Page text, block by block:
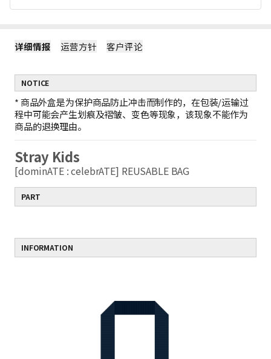
详细情报 运营方针 客户评论
NOTICE
* 商品外盒是为保护商品防止冲击而制作的，在包装/运输过
程中可能会产生划痕及褶皱、变色等现象，该现象不能作为
商品的退换理由。
Stray Kids
[dominATE : celebrATE] REUSABLE BAG
PART
INFORMATION